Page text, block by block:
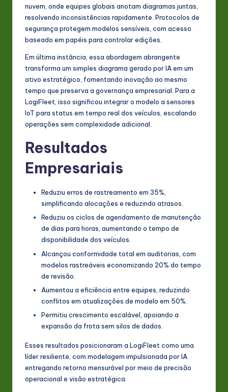
nuvem, onde equipes globais anotam diagramas juntas,
resolvendo inconsistências rapidamente. Protocolos de
segurança protegem modelos sensíveis, com acesso
baseado em papéis para controlar edições.
Em última instância, essa abordagem abrangente
transforma um simples diagrama gerado por IA em um
ativo estratégico, fomentando inovação ao mesmo
tempo que preserva a governança empresarial. Para a
LogiFleet, isso significou integrar o modelo a sensores
IoT para status em tempo real dos veículos, escalando
operações sem complexidade adicional.
Resultados
Empresariais
Reduziu erros de rastreamento em 35%,
simplificando alocações e reduzindo atrasos.
Reduziu os ciclos de agendamento de manutenção
de dias para horas, aumentando o tempo de
disponibilidade dos veículos.
Alcançou conformidade total em auditorias, com
modelos rastreáveis economizando 20% do tempo
de revisão.
Aumentou a eficiência entre equipes, reduzindo
conflitos em atualizações de modelo em 50%.
Permitiu crescimento escalável, apoiando a
expansão da frota sem silos de dados.
Esses resultados posicionaram a LogiFleet como uma
líder resiliente, com modelagem impulsionada por IA
entregando retorno mensurável por meio de precisão
operacional e visão estratégica.